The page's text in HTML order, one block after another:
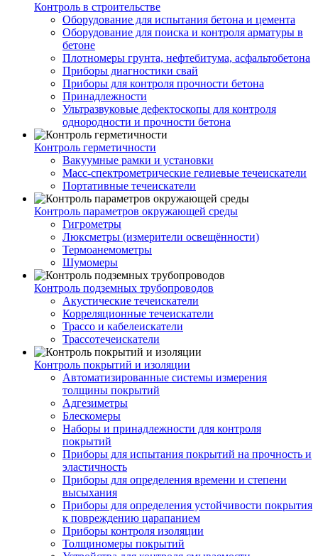
Контроль в строительстве
Оборудование для испытания бетона и цемента
Оборудование для поиска и контроля арматуры в
бетоне
Плотномеры грунта, нефтебитума, асфальтобетона
Приборы диагностики свай
Приборы для контроля прочности бетона
Принадлежности
Ультразвуковые дефектоскопы для контроля
однородности и прочности бетона
Контроль герметичности
Вакуумные рамки и установки
Масс-спектрометрические гелиевые течеискатели
Портативные течеискатели
Контроль параметров окружающей среды
Гигрометры
Люксметры (измерители освещённости)
Термоанемометры
Шумомеры
Контроль подземных трубопроводов
Акустические течеискатели
Корреляционные течеискатели
Трассо и кабелеискатели
Трассотечеискатели
Контроль покрытий и изоляции
Автоматизированные системы измерения
толщины покрытий
Адгезиметры
Блескомеры
Наборы и принадлежности для контроля
покрытий
Приборы для испытания покрытий на прочность и
эластичность
Приборы для определения времени и степени
высыхания
Приборы для определения устойчивости покрытия
к повреждению царапанием
Приборы контроля изоляции
Толщиномеры покрытий